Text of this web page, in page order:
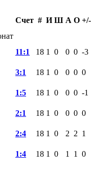
Счет # И Ш А О +/-
11:1 18 1 0 0 0 -3
3:1 18 1 0 0 0 0
1:5 18 1 0 0 0 -1
2:1 18 1 0 0 0 0
2:4 18 1 0 2 2 1
1:4 18 1 0 1 1 0